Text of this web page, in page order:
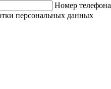
Номер телефона
персональных данных